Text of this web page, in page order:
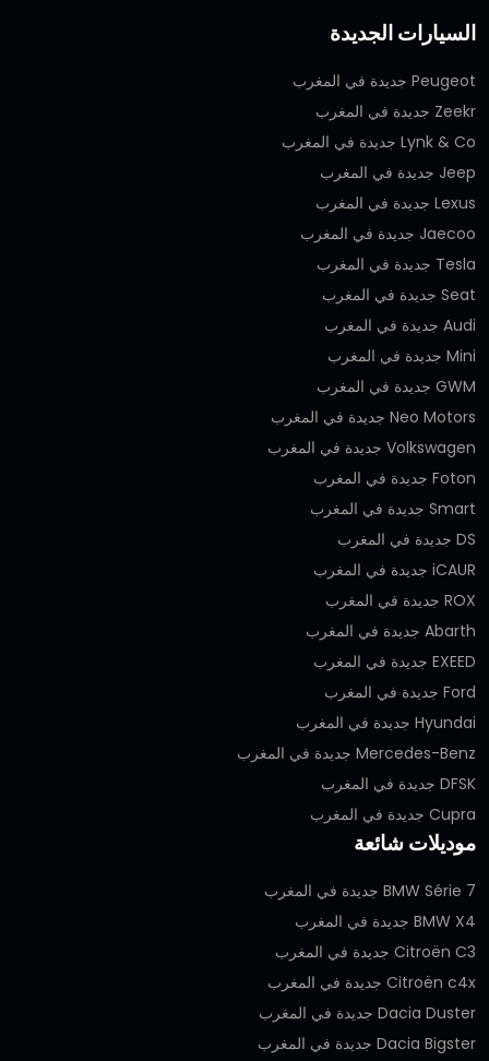
السيارات الجديدة
Peugeot جديدة في المغرب
Zeekr جديدة في المغرب
Lynk & Co جديدة في المغرب
Jeep جديدة في المغرب
Lexus جديدة في المغرب
Jaecoo جديدة في المغرب
Tesla جديدة في المغرب
Seat جديدة في المغرب
Audi جديدة في المغرب
Mini جديدة في المغرب
GWM جديدة في المغرب
Neo Motors جديدة في المغرب
Volkswagen جديدة في المغرب
Foton جديدة في المغرب
Smart جديدة في المغرب
DS جديدة في المغرب
iCAUR جديدة في المغرب
ROX جديدة في المغرب
Abarth جديدة في المغرب
EXEED جديدة في المغرب
Ford جديدة في المغرب
Hyundai جديدة في المغرب
Mercedes-Benz جديدة في المغرب
DFSK جديدة في المغرب
Cupra جديدة في المغرب
موديلات شائعة
BMW Série 7 جديدة في المغرب
BMW X4 جديدة في المغرب
Citroën C3 جديدة في المغرب
Citroën c4x جديدة في المغرب
Dacia Duster جديدة في المغرب
Dacia Bigster جديدة في المغرب